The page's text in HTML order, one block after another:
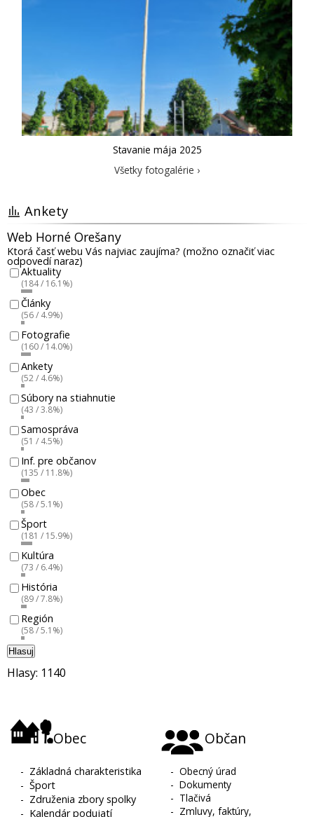
Stavanie mája 2025
Všetky fotogalérie ›
Ankety
Web Horné Orešany
Ktorá časť webu Vás najviac zaujíma? (možno označiť viac
odpovedí naraz)
Aktuality
(184 / 16.1%)
Články
(56 / 4.9%)
Fotografie
(160 / 14.0%)
Ankety
(52 / 4.6%)
Súbory na stiahnutie
(43 / 3.8%)
Samospráva
(51 / 4.5%)
Inf. pre občanov
(135 / 11.8%)
Obec
(58 / 5.1%)
Šport
(181 / 15.9%)
Kultúra
(73 / 6.4%)
História
(89 / 7.8%)
Región
(58 / 5.1%)
Hlasuj
Hlasy: 1140
Obec
- Základná charakteristika
-Šport
- Združenia zbory spolky
- Kalendár podujatí
Občan
-Obecný úrad
-Dokumenty
- Tlačivá
- Zmluvy, faktúry,